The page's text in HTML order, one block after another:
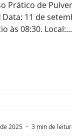
2025, terça-feira,
com início às 08:30. Local:...
2025 3 min de